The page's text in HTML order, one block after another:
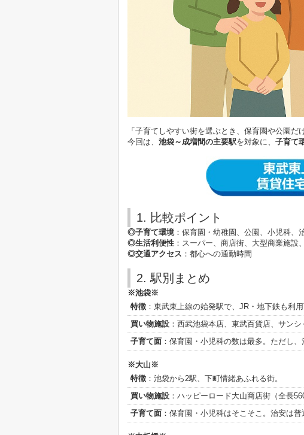
「子育てしやすい街を選ぶとき、保育園や公園だ
今回は、 池袋～成増間の主要駅を対象に、 子育て
1. 比較ポイント
◎子育て環境 ：保育園・幼稚園、公園、小児科、
◎生活利便性 ：スーパー、商店街、大型商業施設
◎交通アクセス ：都心への通勤時間
2. 駅別まとめ
※池袋※
特徴 ：東武東上線の始発駅で、JR・地下鉄も利
買い物施設 ：西武池袋本店、東武百貨店、サン
子育て面 ：保育園・小児科の数は最多。ただし
※大山※
特徴 ：池袋から2駅、下町情緒あふれる街。
買い物施設 ：ハッピーロード大山商店街（全長
子育て面 ：保育園・小児科はそこそこ。治安は